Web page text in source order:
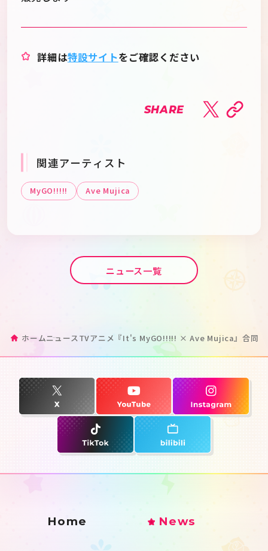
詳細は特設サイトをご確認ください
SHARE
関連アーティスト
MyGO!!!!! Ave Mujica
ニュース一覧
ホームニュース TVアニメ『It's MyGO!!!!! × Ave Mujica』合同企
Home News